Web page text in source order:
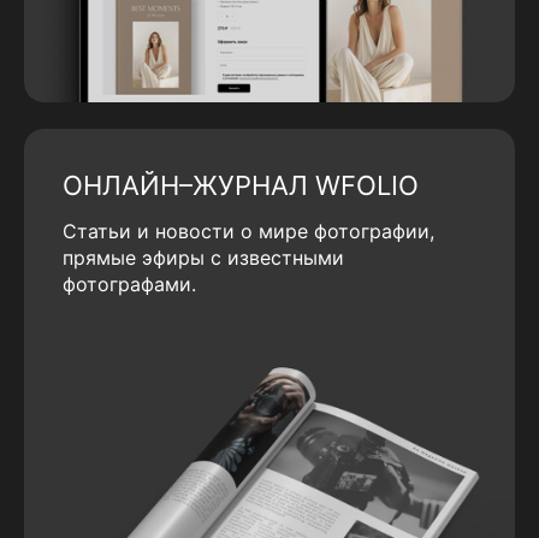
ОНЛАЙН–ЖУРНАЛ WFOLIO
Статьи и новости о мире фотографии,
прямые эфиры с известными
фотографами.